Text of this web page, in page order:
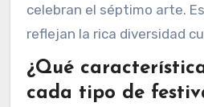
celebran el séptimo arte.
reflejan la rica diversidad
¿Qué
cada tipo de